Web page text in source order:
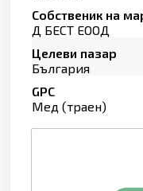
Собственик на
Д БЕСТ ЕООД
Целеви пазар
България
GPC
Мед (траен)